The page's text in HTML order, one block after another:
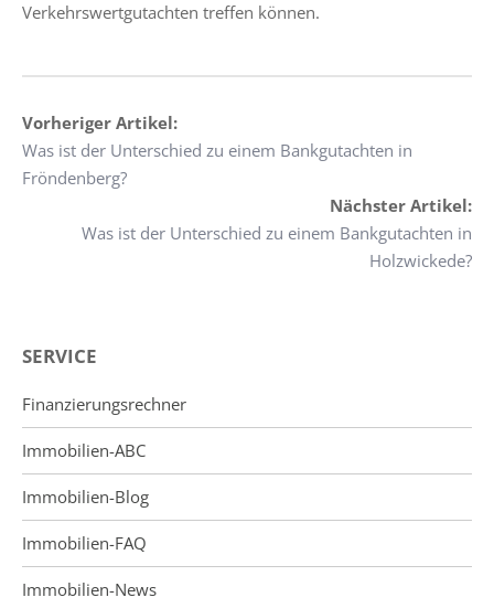
Verkehrswertgutachten treffen können.
Vorheriger Artikel:
Was ist der Unterschied zu einem Bankgutachten in
Fröndenberg?
Nächster Artikel:
Was ist der Unterschied zu einem Bankgutachten in
Holzwickede?
SERVICE
Finanzierungsrechner
Immobilien-ABC
Immobilien-Blog
Immobilien-FAQ
Immobilien-News